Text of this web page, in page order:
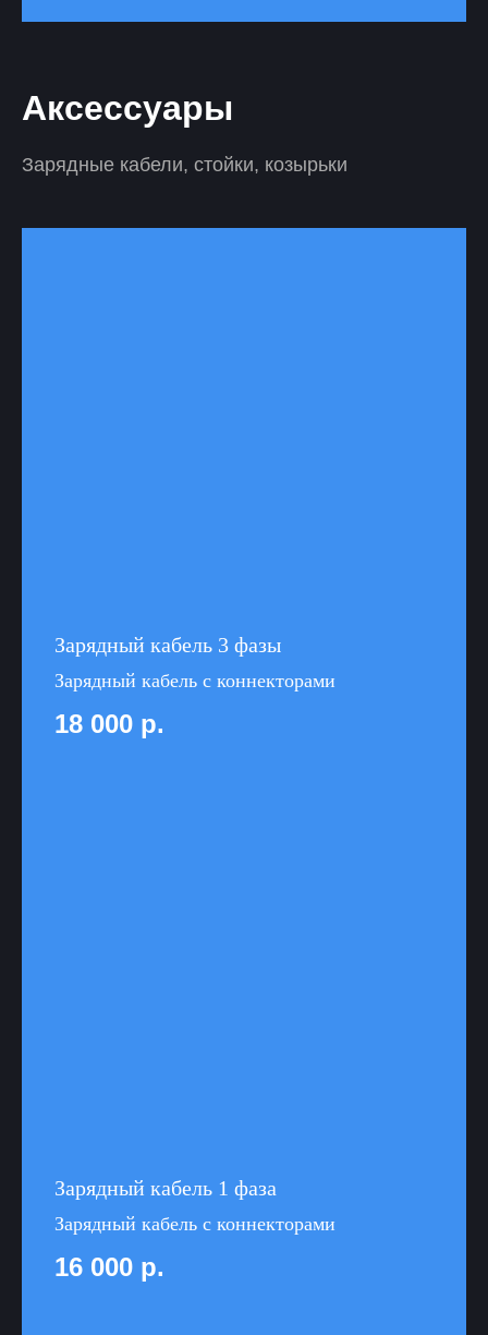
Аксессуары
Зарядные кабели, стойки, козырьки
Зарядный кабель 3 фазы
Зарядный кабель с коннекторами
18 000 р.
Зарядный кабель 1 фаза
Зарядный кабель с коннекторами
16 000 р.